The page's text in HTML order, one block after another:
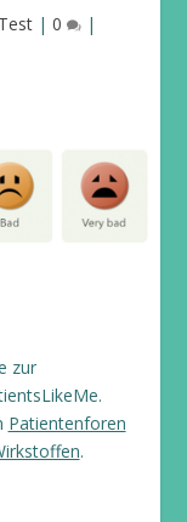
Test| 0 |
zur
Patientenforen
.